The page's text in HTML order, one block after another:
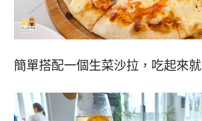
簡單搭配一個生菜沙拉，吃起來就